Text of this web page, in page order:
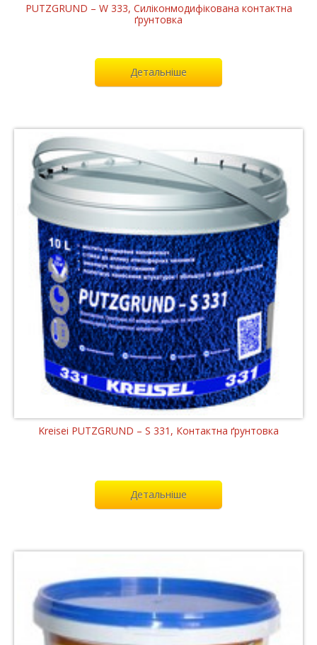
PUTZGRUND – W 333, Cиліконмодифікована контактна
ґрунтовка
Детальніше
Kreisei PUTZGRUND – S 331, Контактна ґрунтовка
Детальніше